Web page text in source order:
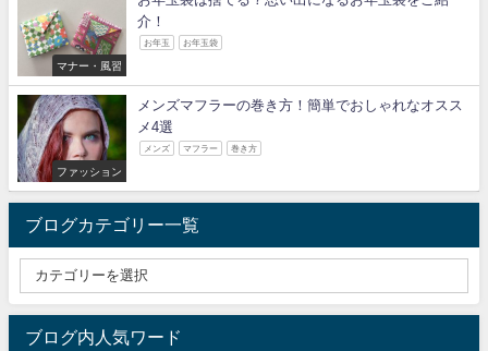
マナー・風習
介！
お年玉 お年玉袋
ファッション
メンズマフラーの巻き方！簡単でおしゃれなオスス
メ4選
メンズ マフラー 巻き方
ブログカテゴリー一覧
ブログ内人気ワード